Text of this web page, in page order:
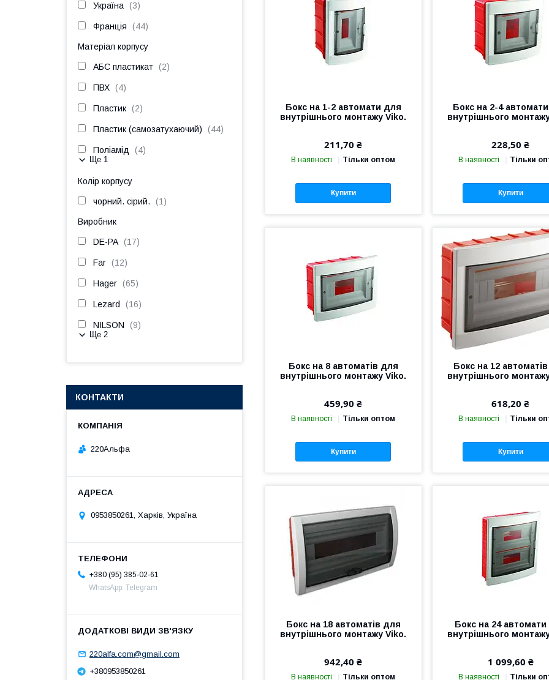
Бокс на 1-2 автомати для
внутрішнього монтажу Viko.
211,70 ₴
В наявності Тільки оптом
Купити
Бокс на 2-4
внутрішнього
228,50 ₴
В наявності Тільки
Купити
Бокс на 8 автоматів для
внутрішнього монтажу Viko.
459,90 ₴
В наявності Тільки оптом
Купити
Бокс на 12
внутрішнього
618,20 ₴
В наявності Тільки
Купити
Бокс на 18 автоматів для
внутрішнього монтажу Viko.
942,40 ₴
В наявності Тільки оптом
Бокс на 24
внутрішнього
1 099,60 ₴
В наявності Тільки
Україна 3
Франція 44
Матеріал корпусу
АБС пластикат 2
ПВХ 4
Пластик 2
Пластик (самозатухаючий) 44
Поліамід 4
Ще 1
Колір корпусу
чорний. сірий. 1
Виробник
DE-PA 17
Far 12
Hager 65
Lezard 16
NILSON 9
Ще 2
КОНТАКТИ
220Альфа
0953850261, Харків, Україна
+380 (95) 385-02-61
WhatsApp. Telegram
220alfa.com@gmail.com
+380953850261